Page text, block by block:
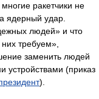
ракетчики не
ядерный удар.
людей» и что
требуем»,
заменить людей
устройствами (приказ
).